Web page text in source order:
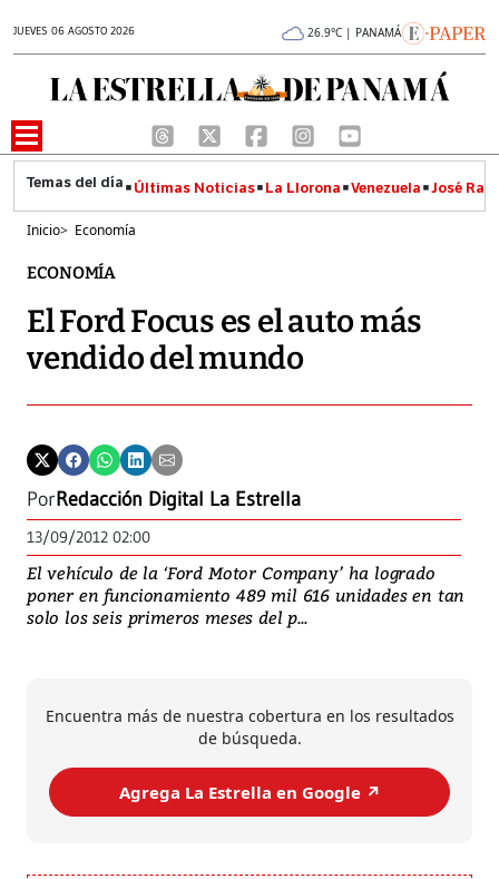
JUEVES 06 AGOSTO 2026 26.9°C | PANAMÁ
Últimas Noticias La Llorona Venezuela José
Inicio> Economía
ECONOMÍA
El Ford Focus es el auto más
vendido del mundo
PorRedacción Digital La Estrella
13/09/2012 02:00
El vehículo de la ‘Ford Motor Company’ ha logrado
poner en funcionamiento 489 mil 616 unidades en tan
solo los seis primeros meses del p...
Encuentra más de nuestra cobertura en los resultados
de búsqueda.
Agrega La Estrella en Google ↗️